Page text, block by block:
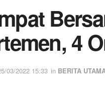
4
03/2022 15:33 in BERITA